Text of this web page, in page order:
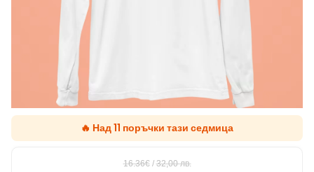
🔥 Над 11 поръчки тази седмица
16.36€ / 32,00лв.